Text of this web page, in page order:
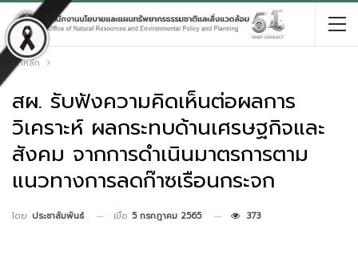
หน้าหลัก
สผ. รับฟังความคิดเห็นต่อผลการ
วิเคราะห์ ผลกระทบด้านเศรษฐกิจและ
สังคม จากการดำเนินมาตรการตาม
แนวทางการลดก๊าซเรือนกระจก
โดย ประชาสัมพันธ์ เมื่อ 5 กรกฎาคม 2565 373